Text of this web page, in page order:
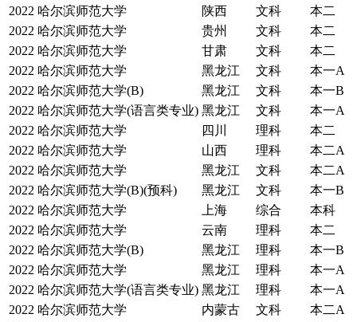
2022 哈尔滨师范大学 陕西 文科
本二
2022 哈尔滨师范大学 贵州 文科
本二
2022 哈尔滨师范大学 甘肃 文科
本二
2022 哈尔滨师范大学 黑龙江 文科
本一A
2022 哈尔滨师范大学(B) 黑龙江 文科
本一B
2022 哈尔滨师范大学(语言类专业) 黑龙江 文科
本一A
2022 哈尔滨师范大学 四川 理科
本二
2022 哈尔滨师范大学 山西 理科
本二A
2022 哈尔滨师范大学 黑龙江 文科
本二A
2022 哈尔滨师范大学(B)(预科) 黑龙江 文科
本一B
2022 哈尔滨师范大学 上海 综合
本科
2022 哈尔滨师范大学 云南 理科
本二
2022 哈尔滨师范大学(B) 黑龙江 理科
本一B
2022 哈尔滨师范大学 黑龙江 理科
本一A
2022 哈尔滨师范大学(语言类专业) 黑龙江 理科
本一A
2022 哈尔滨师范大学 内蒙古 文科
本二A